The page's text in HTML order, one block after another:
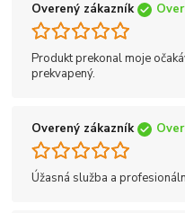
Overený zákazník
Produkt prekonal moje
prekvapený.
Overený zákazník
Úžasná služba a